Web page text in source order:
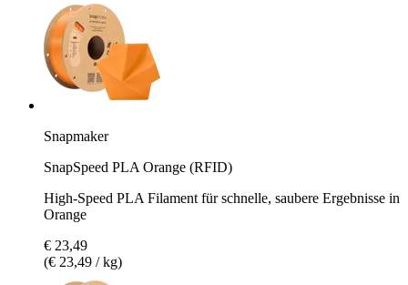
Snapmaker
SnapSpeed PLA Orange (RFID)
High-Speed PLA Filament für schnelle, saubere Ergebnisse in
Orange
€ 23,49
(€ 23,49 / kg)